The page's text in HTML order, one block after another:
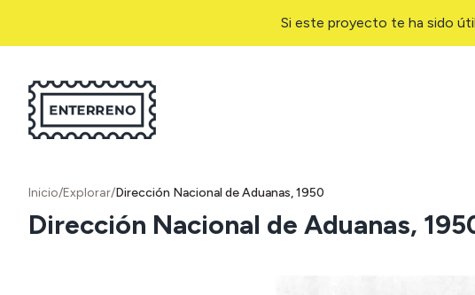
Si este proyecto te ha sido
Inicio/Explorar/Dirección Nacional de Aduanas, 1950
Dirección Nacional de Aduanas,